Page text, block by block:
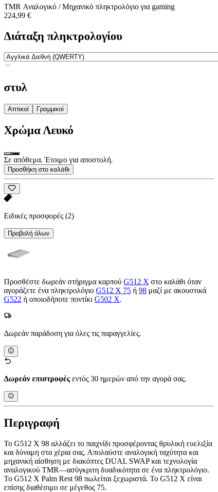
TMR Αναλογικό / Μηχανικό πληκτρολόγιο για gaming
224,99 €
Διάταξη πληκτρολογίου
στυλ
Απτικοί Γραμμικοί
Χρώμα Λευκό
Σε απόθεμα. Έτοιμο για αποστολή.
Προσθήκη στο καλάθι
Ειδικές προσφορές (2)
Προβολή όλων
Προσθέστε δωρεάν στήριγμα καρπού G512 X στο καλάθι όταν
αγοράζετε ένα πληκτρολόγιο G512 X 75 ή 98 μαζί με ακουστικά
G522 ή οποιοδήποτε ποντίκιG502 X.
Δωρεάν παράδοση για όλες τις παραγγελίες.
Δωρεάν επιστροφές εντός 30 ημερών από την αγορά σας.
Περιγραφή
Το G512 X 98 αλλάζει το παιχνίδι προσφέροντας θρυλική ευελιξία
και δύναμη στα χέρια σας. Απολαύστε αναλογική ταχύτητα και
μηχανική αίσθηση με διακόπτες DUAL SWAP και τεχνολογία
αναλογικού TMR—ασύγκριτη δυαδικότητα σε ένα πληκτρολόγιο.
Το G512 X Palm Rest 98 πωλείται ξεχωριστά. Το G512 X είναι
επίσης διαθέσιμο σε μέγεθος 75.